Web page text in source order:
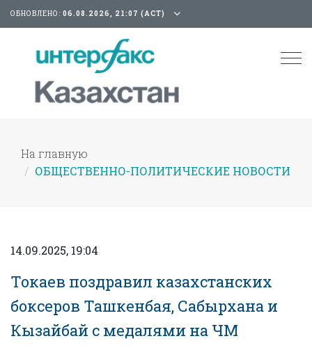
ОБНОВЛЕНО: 06.08.2026, 21:07 (АСТ)
На главную
ОБЩЕСТВЕННО-ПОЛИТИЧЕСКИЕ НОВОСТИ
14.09.2025, 19:04
Токаев поздравил казахстанских
боксеров Ташкенбая, Сабырхана и
Кызайбай с медалями на ЧМ